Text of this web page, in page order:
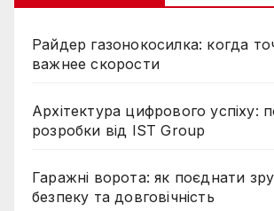
Райдер газонокосилка: когда
важнее скорости
Архітектура цифрового успіху:
розробки від IST Group
Гаражні ворота: як поєднати
безпеку та довговічність